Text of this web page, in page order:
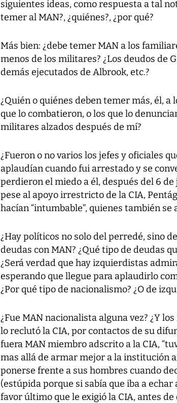
siguientes ideas, como respuesta a tal
temer al MAN?, ¿quiénes?, ¿por qué?
Más bien: ¿debe temer MAN a los
menos de los militares? ¿Los deudos de
demás ejecutados de Albrook, etc.?
¿Quién o quiénes deben temer más, él, a
que lo combatieron, o los que lo
militares alzados después de mí?
¿Fueron o no varios los jefes y oficiales
aplaudían cuando fui arrestado y se
perdieron el miedo a él, después del 6
pese al apoyo irrestricto de la CIA,
hacían “intumbable”, quienes también se
¿Hay políticos no solo del perredé, sino
deudas con MAN? ¿Qué tipo de deudas
¿Será verdad que hay izquierdistas
esperando que llegue para aplaudirlo
¿Por qué tipo de nacionalismo? ¿O de
¿Fue MAN nacionalista alguna vez? ¿Y
lo reclutó la CIA, por contactos de su
fuera MAN miembro adscrito a la CIA,
mas allá de armar mejor a la institución
ponerse frente a sus hombres cuando
(estúpida porque si sabía que iba a
favor último que le exigió la CIA, antes